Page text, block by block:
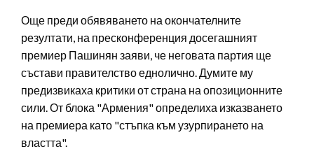
Още преди обявяването на окончателните
резултати, на пресконференция досегашният
премиер Пашинян заяви, че неговата партия ще
състави правителство еднолично. Думите му
предизвикаха критики от страна на опозиционните
сили. От блока "Армения" определиха изказването
на премиера като "стъпка към узурпирането на
властта".